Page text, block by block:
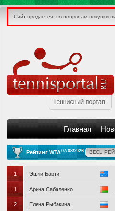
Сайт продается, по вопросам покупки
Главная
Рейтинг WTA07/08/2026 ВЕСЬ
1 Эшли Барти
1 Арина Сабаленко
2 Елена Рыбакина